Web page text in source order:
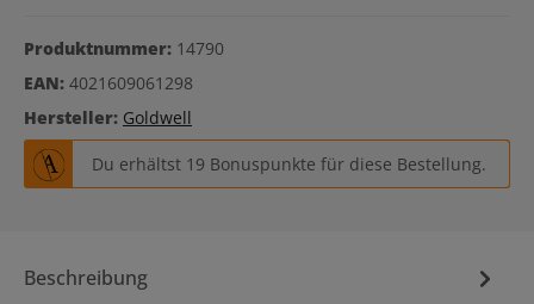
Produktnummer: 14790
EAN: 4021609061298
Hersteller: Goldwell
Du erhältst 19 Bonuspunkte für diese Bestellung.
Beschreibung